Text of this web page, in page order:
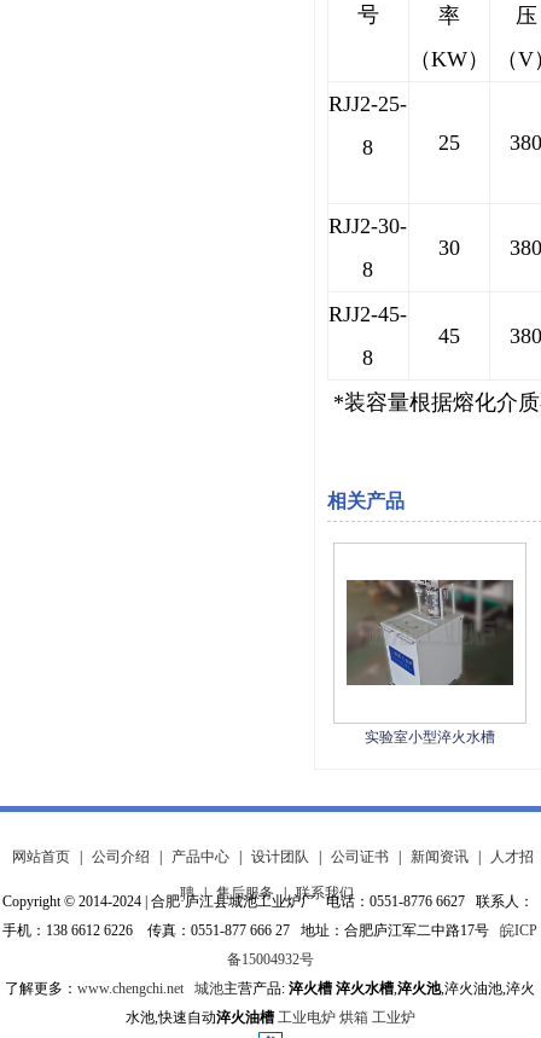
号
率
（KW）
压
（
RJJ2-25-
8
25
RJJ2-30-
8
30
RJJ2-45-
8
45
*装容量根据熔化介
相关产品
实验室小型淬火水槽
网站首页 公司介绍 产品中心 设计团队 公司证书 新闻资讯 人才招
聘 | 售后服务 | 联系我们
Copyright © 2014-2024 | 合肥·庐江县城池工业炉厂 电话：0551-8776 6627 联系人：
手机：138 6612 6226 传真：0551-877 666 27 地址：合肥庐江军二中路17号皖ICP
备15004932号
了解更多：www.chengchi.net 城池主营产品:淬火槽 淬火水槽,淬火池,淬火油池,淬火
水池,快速自动淬火油槽 工业电炉 烘箱 工业炉